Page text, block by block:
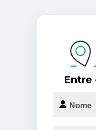
Entre